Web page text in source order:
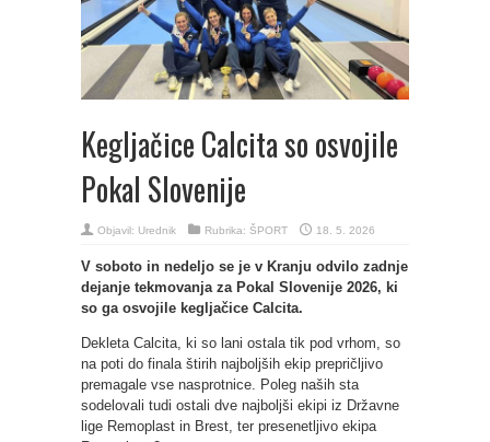
Kegljačice Calcita so osvojile
Pokal Slovenije
Objavil: Urednik Rubrika: ŠPORT 18. 5. 2026
V soboto in nedeljo se je v Kranju odvilo zadnje
dejanje tekmovanja za Pokal Slovenije 2026, ki
so ga osvojile kegljačice Calcita.
Dekleta Calcita, ki so lani ostala tik pod vrhom, so
na poti do finala štirih najboljših ekip prepričljivo
premagale vse nasprotnice. Poleg naših sta
sodelovali tudi ostali dve najboljši ekipi iz Državne
lige Remoplast in Brest, ter presenetljivo ekipa